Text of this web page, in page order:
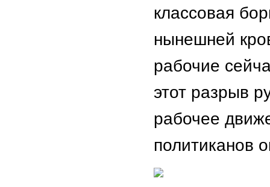
классовая
нынешней
рабочие
этот разрыв
рабочее
политиканов